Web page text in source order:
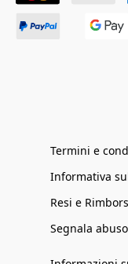
Termini e
Informativa
Resi e
Segnala abuso